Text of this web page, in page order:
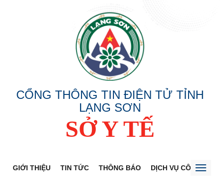
CỔNG THÔNG TIN ĐIỆN TỬ TỈNH
LẠNG SƠN
SỞ Y TẾ
GIỚI THIỆU TIN TỨC THÔNG BÁO DỊCH VỤ CÔNG